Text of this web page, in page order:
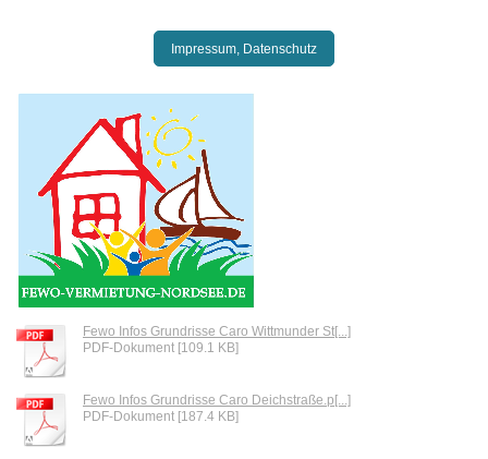
Impressum, Datenschutz
Fewo Infos Grundrisse Caro Wittmunder St[...]
PDF-Dokument [109.1 KB]
Fewo Infos Grundrisse Caro Deichstraße.p[...]
PDF-Dokument [187.4 KB]